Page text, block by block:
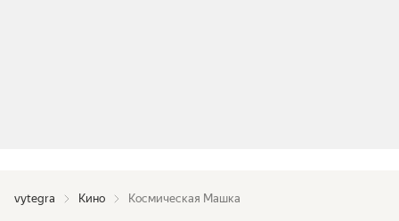
vytegra Кино Космическая Машка